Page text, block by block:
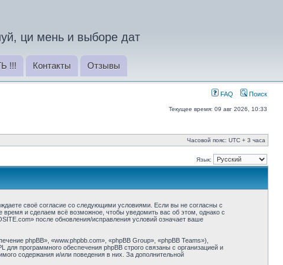
ци мень и выборе дат
!!! Контакты Отзывы
FAQ Поиск
Текущее время: 09 авг 2026, 10:33
Часовой пояс: UTC + 3 часа
Язык:
своё согласие со следующими условиями. Если вы не согласны с
и сделаем всё возможное, чтобы уведомить вас об этом, однако с
после обновления/исправления условий означает ваше
phpBB», «www.phpbb.com», «phpBB Group», «phpBB Teams»),
для программного обеспечения phpBB строго связаны с организацией и
содержания и/или поведения в них. За дополнительной